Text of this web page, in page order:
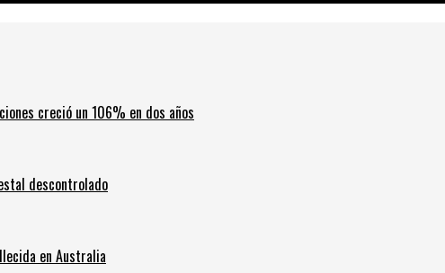
creció un 106% en dos años
descontrolado
en Australia